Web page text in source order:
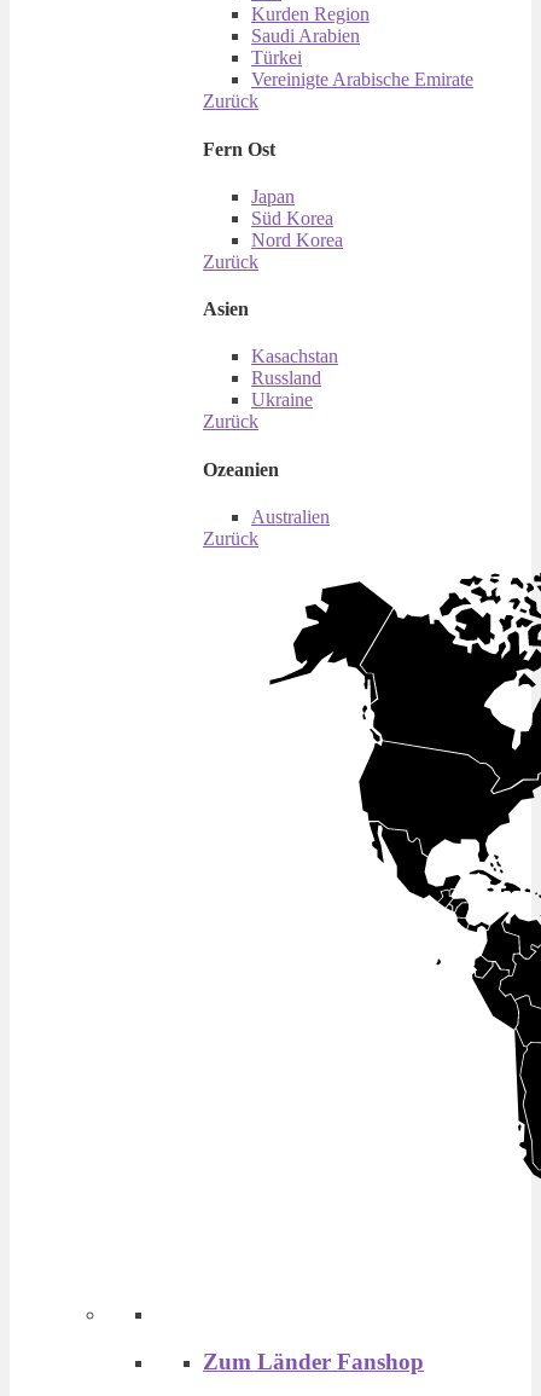
Kurden Region
Saudi Arabien
Türkei
Vereinigte Arabische Emirate
Zurück
Fern Ost
Japan
Süd Korea
Nord Korea
Zurück
Asien
Kasachstan
Russland
Ukraine
Zurück
Ozeanien
Australien
Zurück
Zum Länder Fanshop